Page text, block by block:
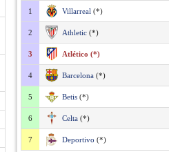
1 Villarreal (*)
2 Athletic (*)
3 Atlético (*)
4 Barcelona (*)
5 Betis (*)
6 Celta (*)
7 Deportivo (*)